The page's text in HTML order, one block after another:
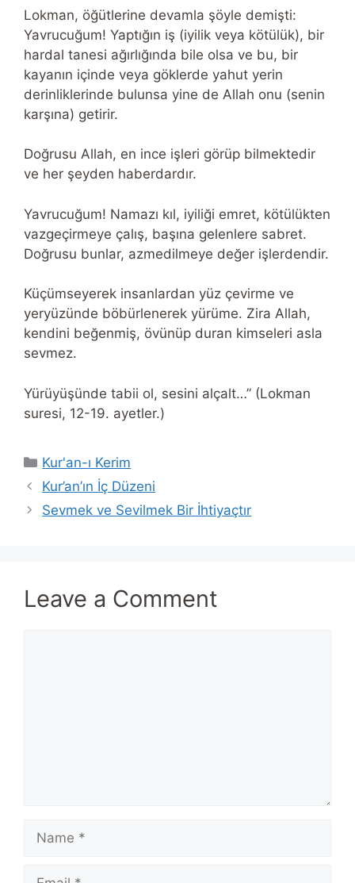
Lokman, öğütlerine devamla şöyle demişti:
Yavrucuğum! Yaptığın iş (iyilik veya kötülük), bir
hardal tanesi ağırlığında bile olsa ve bu, bir
kayanın içinde veya göklerde yahut yerin
derinliklerinde bulunsa yine de Allah onu (senin
karşına) getirir.
Doğrusu Allah, en ince işleri görüp bilmektedir
ve her şeyden haberdardır.
Yavrucuğum! Namazı kıl, iyiliği emret, kötülükten
vazgeçirmeye çalış, başına gelenlere sabret.
Doğrusu bunlar, azmedilmeye değer işlerdendir.
Küçümseyerek insanlardan yüz çevirme ve
yeryüzünde böbürlenerek yürüme. Zira Allah,
kendini beğenmiş, övünüp duran kimseleri asla
sevmez.
Yürüyüşünde tabii ol, sesini alçalt…” (Lokman
suresi, 12-19. ayetler.)
Categories
Kur'an-ı Kerim
Kur’an’ın İç Düzeni
Sevmek ve Sevilmek Bir İhtiyaçtır
Leave a Comment